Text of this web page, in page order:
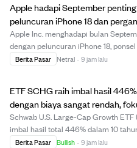
Apple hadapi September
peluncuran iPhone 18 dan
prospek pertumbuhan saham
Apple Inc. menghadapi bulan
dengan peluncuran iPhone 18,
pembaruan Siri, dan pergantian CEO.
Berita Pasar Netral · 9 jam lalu
ETF SCHG raih imbal hasil
dengan biaya sangat rendah,
pertumbuhan besar AS.
Schwab U.S. Large-Cap Growth
imbal hasil total 446% dalam 10
melampaui ETF S&P 500 yang
Berita Pasar Bullish · 9 jam lalu